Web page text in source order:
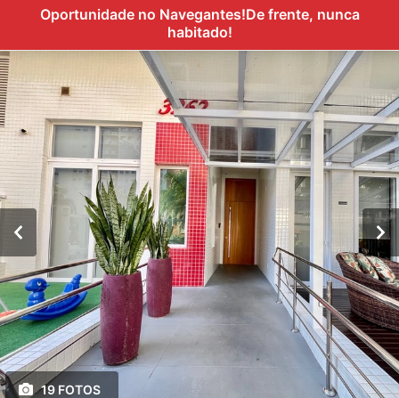
Oportunidade no Navegantes!De frente, nunca
habitado!
19 FOTOS